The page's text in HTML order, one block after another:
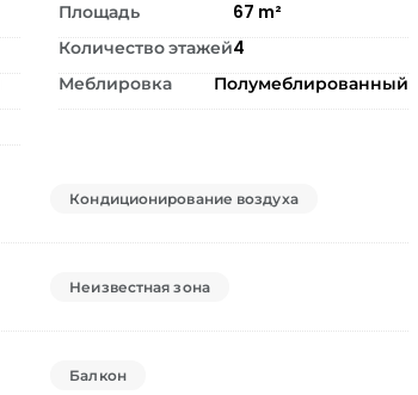
Площадь 67 m²
Количество этажей4
Меблировка
Полумеблированный
Кондиционирование воздуха
Неизвестная зона
Балкон